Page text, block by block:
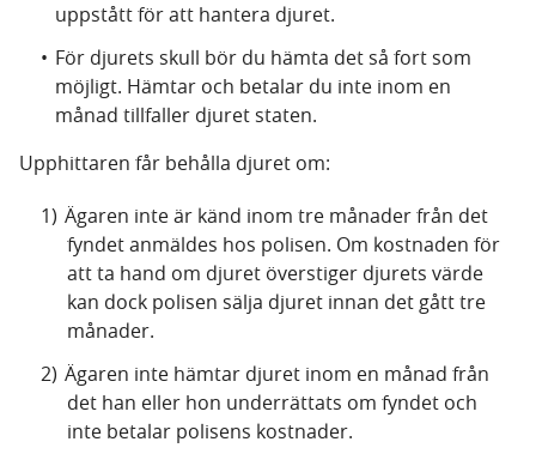
uppstått för att hantera djuret.
För djurets skull bör du hämta det så fort som
möjligt. Hämtar och betalar du inte inom en
månad tillfaller djuret staten.
Upphittaren får behålla djuret om:
Ägaren inte är känd inom tre månader från det
fyndet anmäldes hos polisen. Om kostnaden för
att ta hand om djuret överstiger djurets värde
kan dock polisen sälja djuret innan det gått tre
månader.
Ägaren inte hämtar djuret inom en månad från
det han eller hon underrättats om fyndet och
inte betalar polisens kostnader.